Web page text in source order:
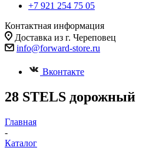
+7 921 254 75 05
Контактная информация
Доставка из г. Череповец
info@forward-store.ru
Вконтакте
28 STELS дорожный
Главная
-
Каталог